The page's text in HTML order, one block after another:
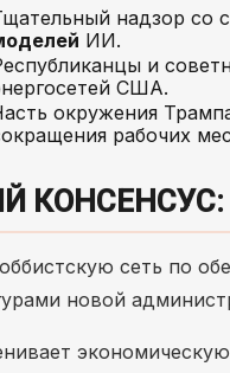
надзор со
ИИ.
и
США.
окружения
рабочих
сеть по
новой
экономическую